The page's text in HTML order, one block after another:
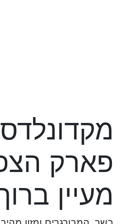
פארק
מעיין